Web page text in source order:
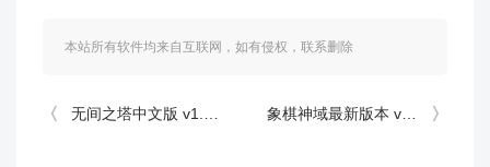
本站所有软件均来自互联网，如有侵权，联系删除
无间之塔中文版 v1.1.0安卓版 象棋神域最新版本 v1.4.3安卓版